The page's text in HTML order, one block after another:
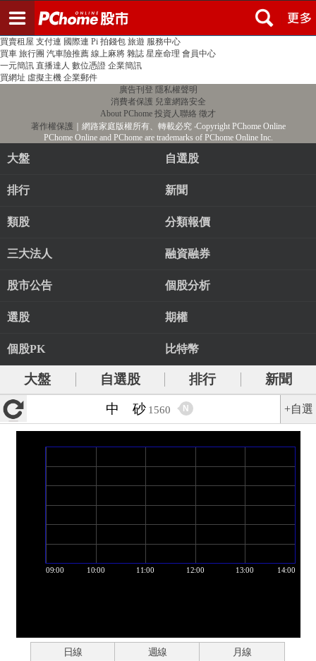
PChome首頁 線上購物 24h購物 書店
買賣租屋 支付連 國際連 Pi 拍錢包 旅遊 服務中心
買車 旅行團 汽車險推薦 線上麻將 雜誌 星座命理 會員中心
一元簡訊 直播達人 數位憑證 企業簡訊
買網址 虛擬主機 企業郵件
廣告刊登 隱私權聲明
消費者保護 兒童網路安全
About PChome 投資人聯絡 徵才
著作權保護 ｜網路家庭版權所有、轉載必究‧Copyright PChome Online
PChome Online and PChome are trademarks of PChome Online Inc.
大盤 自選股
排行 新聞
類股 分類報價
三大法人 融資融券
股市公告 個股分析
選股 期權
個股PK 比特幣
大盤 自選股 排行
新聞
中 砂 1560 N +自選
日線 週線 月線